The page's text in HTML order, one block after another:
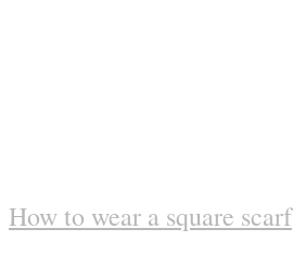
How to wear a square scarf